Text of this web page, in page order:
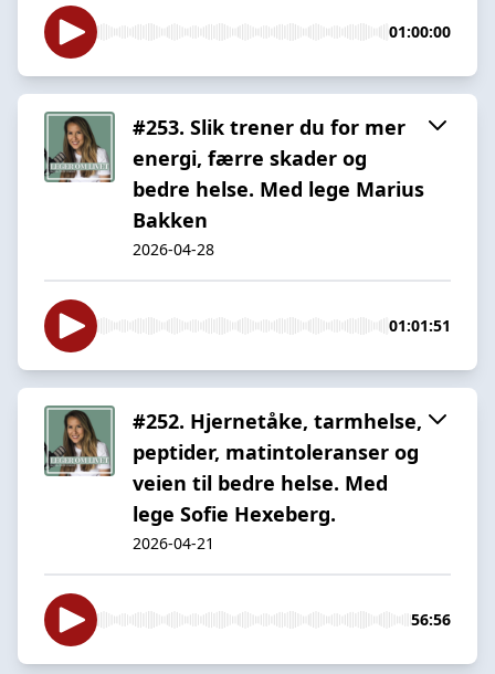
01:00:00
#253. Slik trener du for mer
energi, færre skader og
bedre helse. Med lege Marius
Bakken
2026-04-28
01:01:51
#252. Hjernetåke, tarmhelse,
peptider, matintoleranser og
veien til bedre helse. Med
lege Sofie Hexeberg.
2026-04-21
56:56